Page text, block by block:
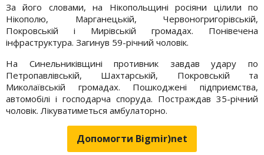
За його словами, на Нікопольщині росіяни цілили по
Нікополю, Марганецькій, Червоногригорівській,
Покровській і Мирівській громадах. Понівечена
інфраструктура. Загинув 59-річний чоловік.
На Синельниківщині противник завдав удару по
Петропавлівській, Шахтарській, Покровській та
Миколаївській громадах. Пошкоджені підприємства,
автомобілі і господарча споруда. Постраждав 35-річний
чоловік. Лікуватиметься амбулаторно.
Допомогти Bigmir)net